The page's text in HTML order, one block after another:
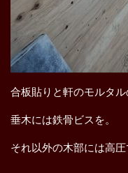
合板貼りと軒のモルタル
垂木には鉄骨ビスを。
それ以外の木部には高圧